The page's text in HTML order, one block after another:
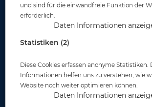
und sind für die einwandfreie Funktion der
erforderlich.
Daten Informationen
Statistiken (2)
Diese Cookies erfassen anonyme Statistiken.
Informationen helfen uns zu verstehen, wie
Website noch weiter optimieren können.
Daten Informationen